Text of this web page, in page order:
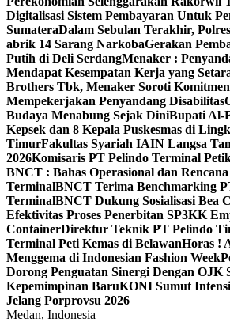
Digitalisasi Sistem Pembayaran Untuk
SumateraDalam Sebulan Terakhir,
abrik 14 Sarang NarkobaGerakan
Putih di Deli SerdangMenaker :
Mendapat Kesempatan Kerja yang
Brothers Tbk, Menaker Soroti
Mempekerjakan Penyandang Disabilitas
Budaya Menabung Sejak DiniBupati Al-
Kepsek dan 8 Kepala Puskesmas di
TimurFakultas Syariah IAIN Langsa
2026Komisaris PT Pelindo Terminal
BNCT : Bahas Operasional dan Rencana
TerminalBNCT Terima Benchmarking
TerminalBNCT Dukung Sosialisasi Bea
Efektivitas Proses Penerbitan SP3KK
ContainerDirektur Teknik PT Pelindo
Terminal Peti Kemas di BelawanHoras !
Menggema di Indonesian Fashion Week
Dorong Penguatan Sinergi Dengan OJK
Kepemimpinan BaruKONI Sumut
Jelang Porprovsu 2026
Medan, Indonesia